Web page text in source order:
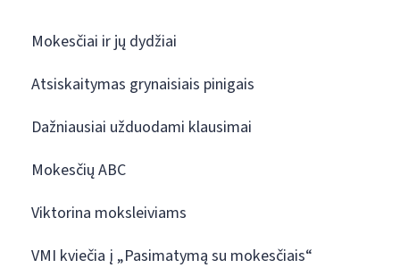
Mokesčiai ir jų dydžiai
Atsiskaitymas grynaisiais pinigais
Dažniausiai užduodami klausimai
Mokesčių ABC
Viktorina moksleiviams
VMI kviečia į „Pasimatymą su mokesčiais“